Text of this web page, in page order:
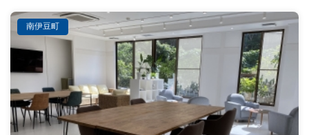
南伊豆町